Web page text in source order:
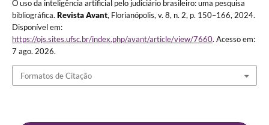
O uso da inteligência artificial pelo judiciário brasileiro: uma pesquisa
bibliográfica. Revista Avant, Florianópolis, v. 8, n. 2, p. 150–166, 2024.
Disponível em:
https://ojs.sites.ufsc.br/index.php/avant/article/view/7660. Acesso em:
7 ago. 2026.
Formatos de Citação